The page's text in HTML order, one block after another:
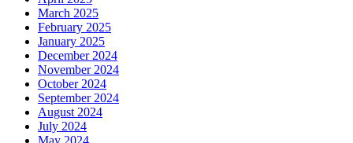
March 2025
February 2025
January 2025
December 2024
November 2024
October 2024
September 2024
August 2024
July 2024
May 2024